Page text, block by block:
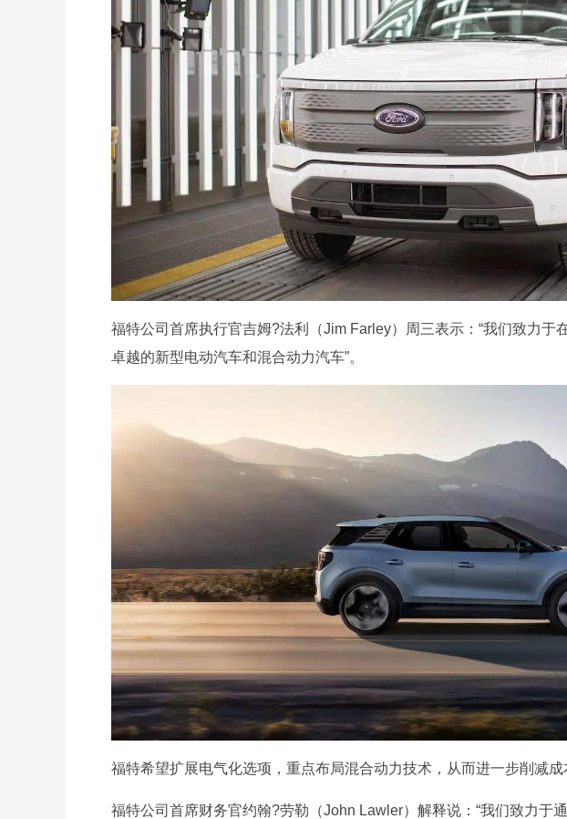
福特公司首席执行官吉姆?法利（Jim Farley）周三表示：“我们致力于
卓越的新型电动汽车和混合动力汽车”。
福特希望扩展电气化选项，重点布局混合动力技术，从而进一步削减成
福特公司首席财务官约翰?劳勒（John Lawler）解释说：“我们致力于